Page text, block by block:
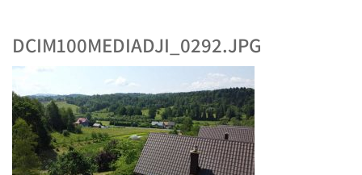
DCIM100MEDIADJI_0292.JPG